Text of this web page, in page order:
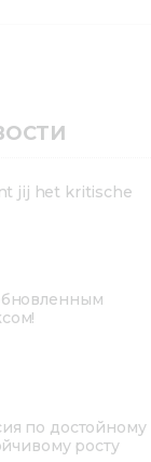
jij het kritische
по достойному
росту